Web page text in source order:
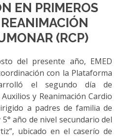
EN PRIMEROS
(RCP)
del presente año, EMED
con la Plataforma
el segundo día de
y Reanimación Cardio
a padres de familia de
año de nivel secundario del
ubicado en el caserío de